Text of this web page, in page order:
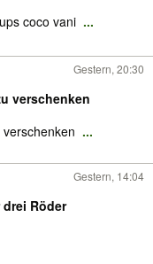
coco vani ...
Gestern, 20:30
verschenken
...
Gestern, 14:04
Röder